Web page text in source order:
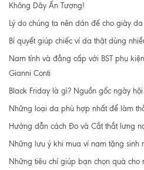
Không Dây Ấn Tượng!
Lý do chúng ta nên dán đế cho giày
Bí quyết giúp chiếc ví da thật dùng
Nam tính và đẳng cấp với BST phụ
Gianni Conti
Black Friday là gì? Nguồn gốc ngày
Những loại da phù hợp nhất để làm
Hướng dẫn cách Đo và Cắt thắt lưng
Những lưu ý khi mua ví nam tặng sinh
Những tiêu chí giúp bạn chọn quà